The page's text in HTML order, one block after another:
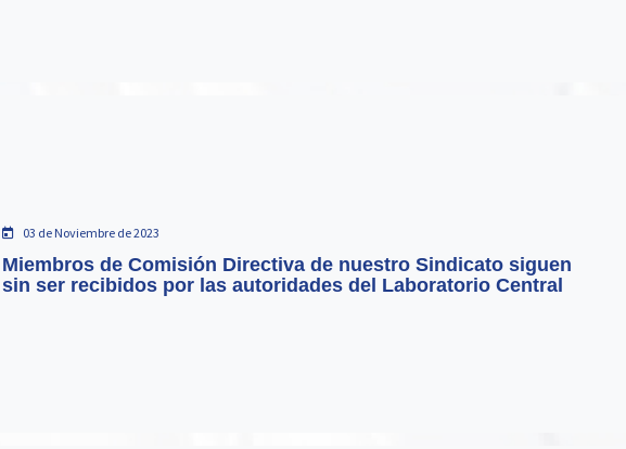
03 de Noviembre de 2023
Miembros de Comisión Directiva de nuestro Sindicato siguen
sin ser recibidos por las autoridades del Laboratorio Central